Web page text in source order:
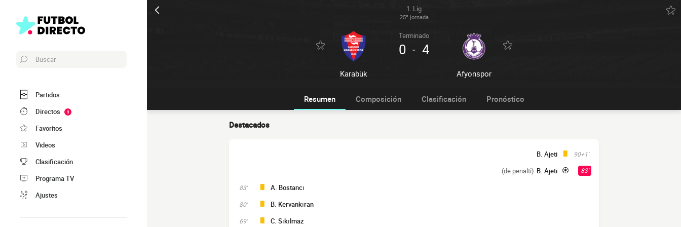
1. Lig
25ª jornada
Karabük
Terminado
0 - 4
Afyonspor
Buscar
Partidos
Directos
3
Favoritos
Videos
Clasificación
Programa TV
Ajustes
Resumen Composición Clasificación Pronóstico
Destacados
90+1'
B. Ajeti
83'
B. Ajeti
(de penalti)
83' A. Bostancı
80' B. Kervankıran
69' C. Sıkılmaz